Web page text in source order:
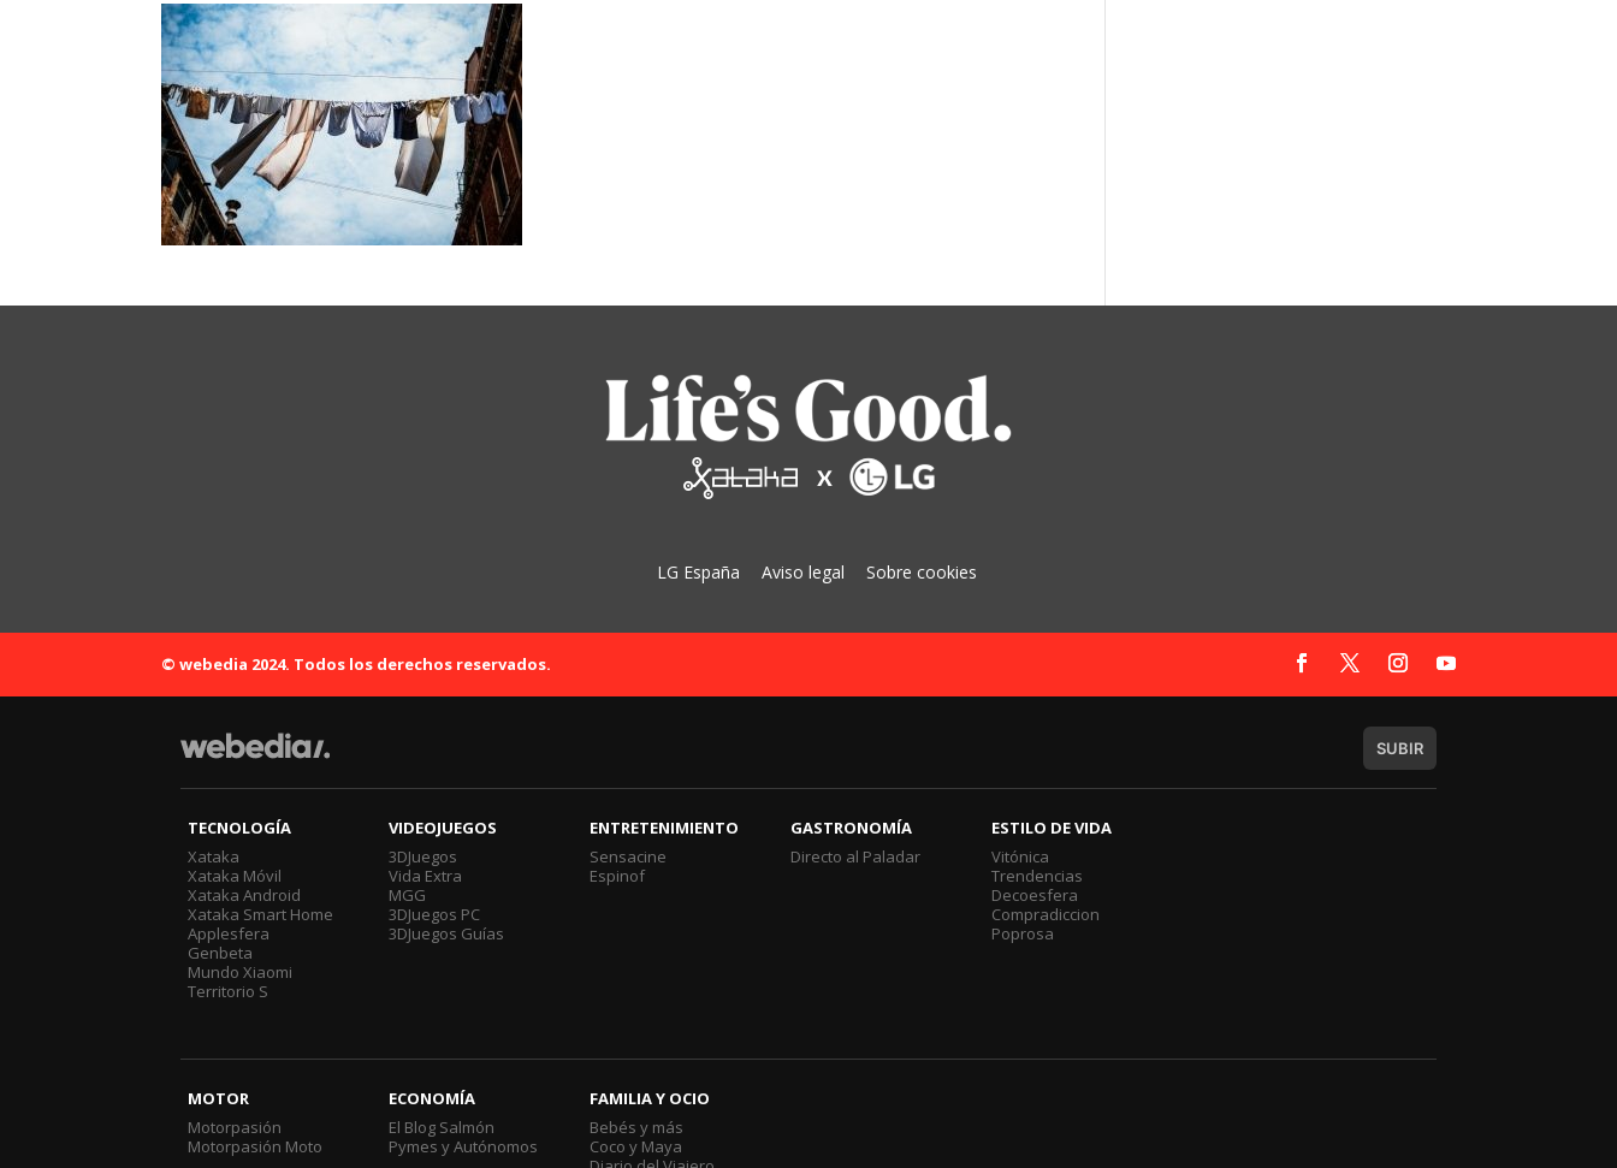
LG España Aviso legal Sobre cookies
© webedia 2024. Todos los derechos reservados.
SUBIR
TECNOLOGÍA
Xataka
Xataka Móvil
Xataka Android
Xataka Smart Home
Applesfera
Genbeta
Mundo Xiaomi
Territorio S
VIDEOJUEGOS
3DJuegos
Vida Extra
MGG
3DJuegos PC
3DJuegos Guías
ENTRETENIMIENTO
Sensacine
Espinof
GASTRONOMÍA
Directo al Paladar
ESTILO DE VIDA
Vitónica
Trendencias
Decoesfera
Compradiccion
Poprosa
MOTOR
Motorpasión
Motorpasión Moto
ECONOMÍA
El Blog Salmón
Pymes y Autónomos
FAMILIA Y OCIO
Bebés y más
Coco y Maya